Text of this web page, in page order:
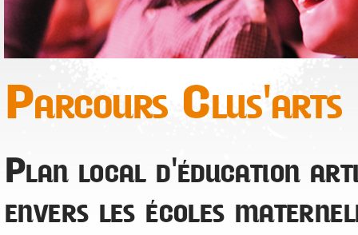
Parcours Clus'arts
Plan local d'éducation
envers les écoles